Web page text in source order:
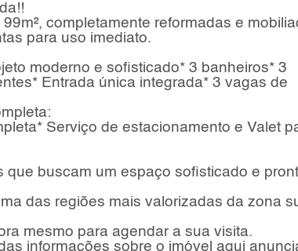
completamente reformadas e
para uso imediato.
moderno e sofisticado* 3 banheiros* 3
Entrada única integrada* 3 vagas de
Serviço de estacionamento e Valet
que buscam um espaço sofisticado e
das regiões mais valorizadas da zona
mesmo para agendar a sua visita.
informações sobre o imóvel aqui